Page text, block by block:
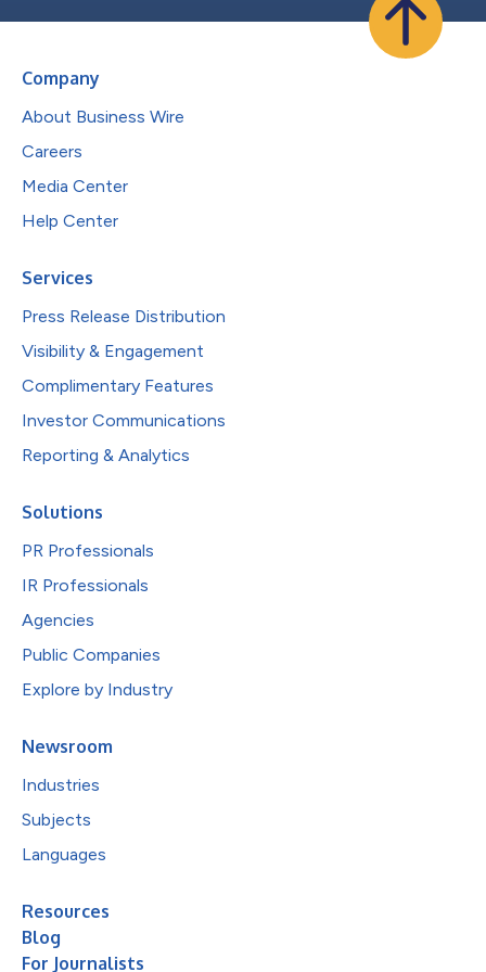
Company
About Business Wire
Careers
Media Center
Help Center
Services
Press Release Distribution
Visibility & Engagement
Complimentary Features
Investor Communications
Reporting & Analytics
Solutions
PR Professionals
IR Professionals
Agencies
Public Companies
Explore by Industry
Newsroom
Industries
Subjects
Languages
Resources
Blog
For Journalists